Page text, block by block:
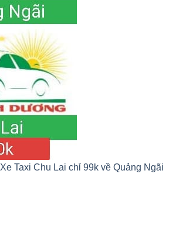
Xe Taxi Chu Lai chỉ 99k về Quảng Ngãi